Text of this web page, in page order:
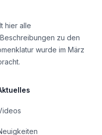
hier alle
zu den
wurde im März